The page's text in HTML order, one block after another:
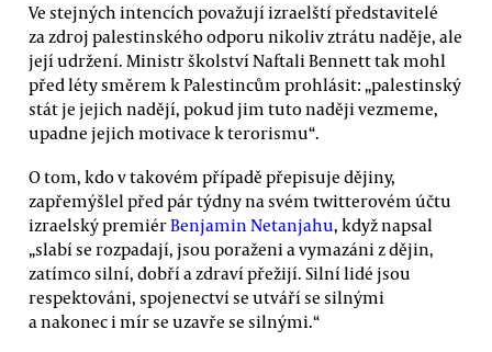
Ve stejných intencích považují izraelští představitelé
za zdroj palestinského odporu nikoliv ztrátu naděje, ale
její udržení. Ministr školství Naftali Bennett tak mohl
před léty směrem k Palestincům prohlásit: „palestinský
stát je jejich nadějí, pokud jim tuto naději vezmeme,
upadne jejich motivace k terorismu“.
O tom, kdo v takovém případě přepisuje dějiny,
zapřemýšlel před pár týdny na svém twitterovém účtu
izraelský premiérBenjamin Netanjahu, když napsal
„slabí se rozpadají, jsou poraženi a vymazáni z dějin,
zatímco silní, dobří a zdraví přežijí. Silní lidé jsou
respektováni, spojenectví se utváří se silnými
a nakonec i mír se uzavře se silnými.“